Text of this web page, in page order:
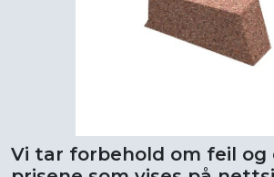
Vi tar forbehold om feil og